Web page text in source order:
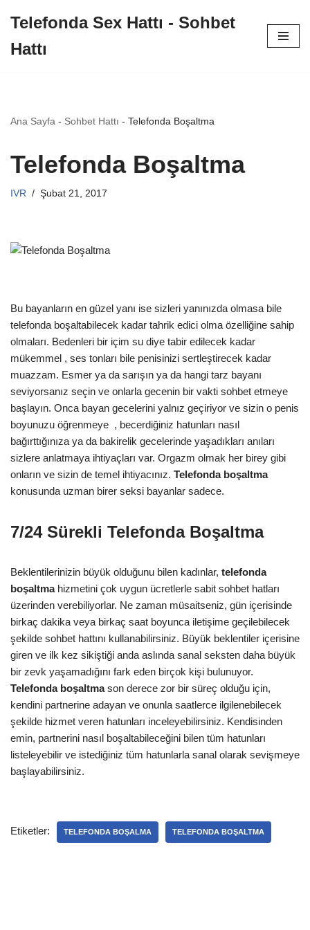
geç
Telefonda Sex Hattı - Sohbet
Hattı
Ana Sayfa - Sohbet Hattı - Telefonda Boşaltma
Telefonda Boşaltma
IVR Şubat 21, 2017
Bu bayanların en güzel yanı ise sizleri yanınızda olmasa bile
telefonda boşaltabilecek kadar tahrik edici olma özelliğine sahip
olmaları. Bedenleri bir içim su diye tabir edilecek kadar
mükemmel , ses tonları bile penisinizi sertleştirecek kadar
muazzam. Esmer ya da sarışın ya da hangi tarz bayanı
seviyorsanız seçin ve onlarla gecenin bir vakti sohbet etmeye
başlayın. Onca bayan gecelerini yalnız geçiriyor ve sizin o penis
boyunuzu öğrenmeye , becerdiğiniz hatunları nasıl
bağırttığınıza ya da bakirelik gecelerinde yaşadıkları anıları
sizlere anlatmaya ihtiyaçları var. Orgazm olmak her birey gibi
onların ve sizin de temel ihtiyacınız. Telefonda boşaltma
konusunda uzman birer seksi bayanlar sadece.
7/24 Sürekli Telefonda Boşaltma
Beklentilerinizin büyük olduğunu bilen kadınlar, telefonda
boşaltmahizmetini çok uygun ücretlerle sabit sohbet hatları
üzerinden verebiliyorlar. Ne zaman müsaitseniz, gün içerisinde
birkaç dakika veya birkaç saat boyunca iletişime geçilebilecek
şekilde sohbet hattını kullanabilirsiniz. Büyük beklentiler içerisine
giren ve ilk kez sikiştiği anda aslında sanal seksten daha büyük
bir zevk yaşamadığını fark eden birçok kişi bulunuyor.
Telefonda boşaltmason derece zor bir süreç olduğu için,
kendini partnerine adayan ve onunla saatlerce ilgilenebilecek
şekilde hizmet veren hatunları inceleyebilirsiniz. Kendisinden
emin, partnerini nasıl boşaltabileceğini bilen tüm hatunları
listeleyebilir ve istediğiniz tüm hatunlarla sanal olarak sevişmeye
başlayabilirsiniz.
Etiketler: TELEFONDA BOŞALMA TELEFONDA BOŞALTMA